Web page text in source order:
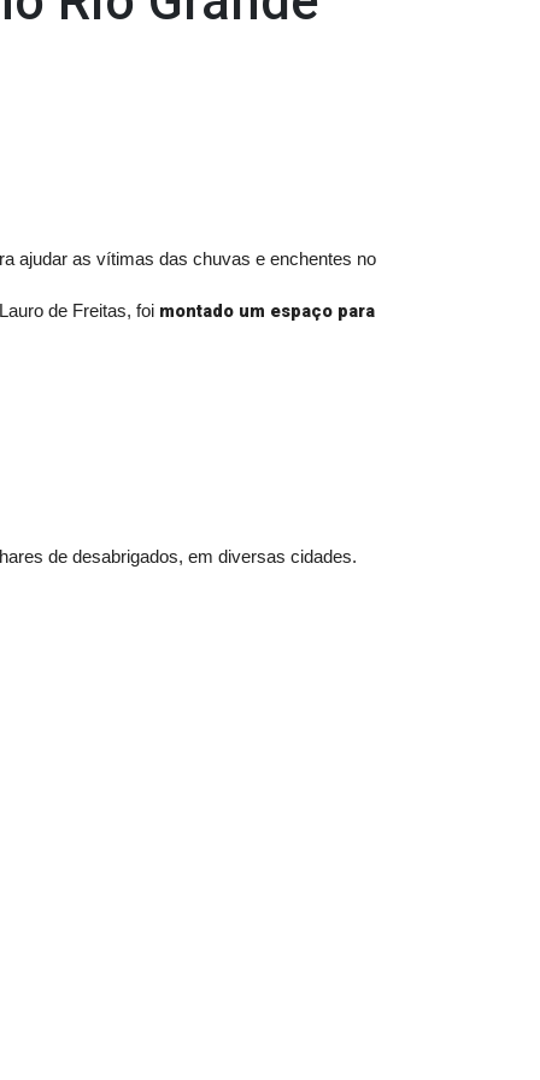
ajudar as vítimas das chuvas e enchentes no
de Freitas, foi montado um espaço para
de desabrigados, em diversas cidades.